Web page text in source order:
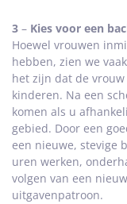
3 – Kies voor een
Hoewel vrouwen
hebben, zien we
het zijn dat de
kinderen. Na een
komen als u
gebied. Door een
een nieuwe, stevige
uren werken,
volgen van een
uitgavenpatroon.